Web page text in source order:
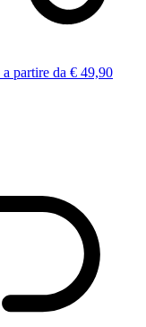
a partire da € 49,90